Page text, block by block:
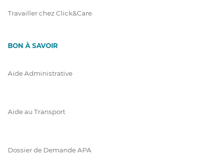
Travailler chez Click&Care
BON À SAVOIR
Aide Administrative
Aide au Transport
Dossier de Demande APA